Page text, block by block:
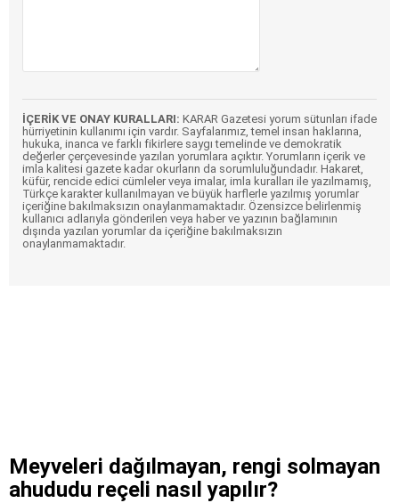
İÇERİK VE ONAY KURALLARI: KARAR Gazetesi yorum sütunları ifade
hürriyetinin kullanımı için vardır. Sayfalarımız, temel insan haklarına,
hukuka, inanca ve farklı fikirlere saygı temelinde ve demokratik
değerler çerçevesinde yazılan yorumlara açıktır. Yorumların içerik ve
imla kalitesi gazete kadar okurların da sorumluluğundadır. Hakaret,
küfür, rencide edici cümleler veya imalar, imla kuralları ile yazılmamış,
Türkçe karakter kullanılmayan ve büyük harflerle yazılmış yorumlar
içeriğine bakılmaksızın onaylanmamaktadır. Özensizce belirlenmiş
kullanıcı adlarıyla gönderilen veya haber ve yazının bağlamının
dışında yazılan yorumlar da içeriğine bakılmaksızın
onaylanmamaktadır.
Meyveleri dağılmayan, rengi solmayan
ahududu reçeli nasıl yapılır?